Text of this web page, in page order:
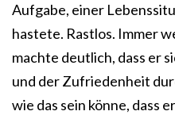
Aufgabe, einer
hastete. Rastlos. Immer
machte deutlich, dass er
und der Zufriedenheit
wie das sein könne, dass